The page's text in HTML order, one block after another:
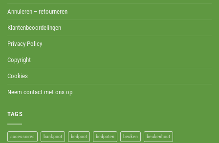
Annuleren – retourneren
Klantenbeoordelingen
Privacy Policy
Copyright
Cookies
Neem contact met ons op
TAGS
accessoires bankpoot bedpoot bedpoten beuken beukenhout